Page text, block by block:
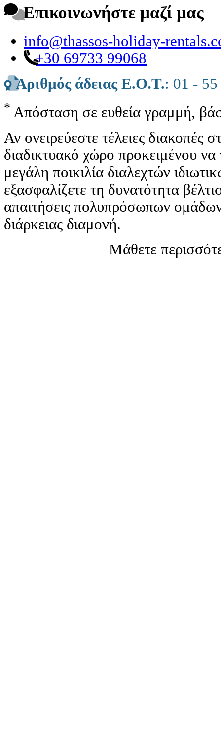
Επικοινωνήστε μαζί μας
info@thassos-holiday-
+30 69733 99068
Αριθμός άδειας Ε.Ο.Τ.: 01 -
* Απόσταση σε ευθεία γραμμή,
Αν ονειρεύεστε τέλειες
διαδικτυακό χώρο προκειμένου
μεγάλη ποικιλία διαλεχτών
εξασφαλίζετε τη δυνατότητα
απαιτήσεις πολυπρόσωπων
διάρκειας διαμονή.
Μάθετε